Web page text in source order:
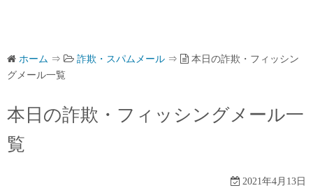
ホーム ⇒ 詐欺・スパムメール ⇒
本日の詐欺・フィッシン
グメール一覧
本日の詐欺・フィッシングメール一
覧
2021年4月13日